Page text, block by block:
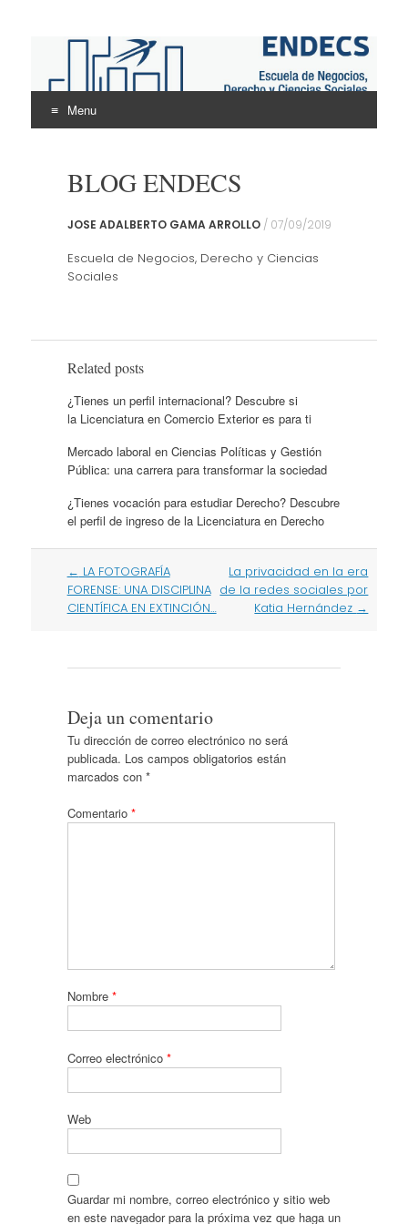
ENDECS
Escuela de Negocios Derecho y Ciencias Sociales
Menu
contentBLOG ENDECS
JOSE ADALBERTO GAMA ARROLLO/ 07/09/2019
Escuela de Negocios, Derecho y Ciencias
Sociales
Related posts
¿Tienes un perfil internacional? Descubre si
la Licenciatura en Comercio Exterior es para ti
Mercado laboral en Ciencias Políticas y Gestión
Pública: una carrera para transformar la sociedad
¿Tienes vocación para estudiar Derecho? Descubre
el perfil de ingreso de la Licenciatura en Derecho
Post
navigation
← LA FOTOGRAFÍA
FORENSE: UNA DISCIPLINA
CIENTÍFICA EN EXTINCIÓN…
La privacidad en la era
de la redes sociales por
Katia Hernández →
Deja un comentario
Tu dirección de correo electrónico no será
publicada. Los campos obligatorios están
marcados con *
Comentario *
Nombre *
Correo electrónico *
Web
Guardar mi nombre, correo electrónico y sitio web
en este navegador para la próxima vez que haga un